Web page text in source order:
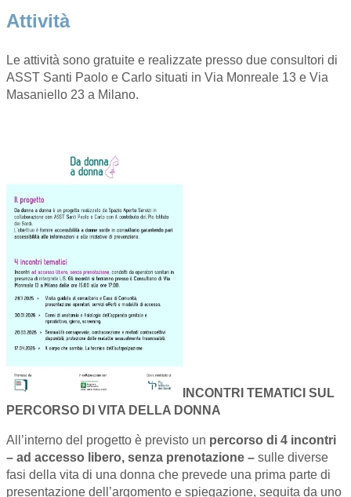
Attività
Le attività sono gratuite e realizzate presso due consultori di
ASST Santi Paolo e Carlo situati in Via Monreale 13 e Via
Masaniello 23 a Milano.
INCONTRI TEMATICI SUL
PERCORSO DI VITA DELLA DONNA
All’interno del progetto è previsto un percorso di 4 incontri
– ad accesso libero, senza prenotazione – sulle diverse
fasi della vita di una donna che prevede una prima parte di
presentazione dell’argomento e spiegazione, seguita da uno